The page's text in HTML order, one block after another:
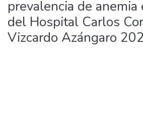
prevalencia de
del Hospital Carlos
Vizcardo Azángaro